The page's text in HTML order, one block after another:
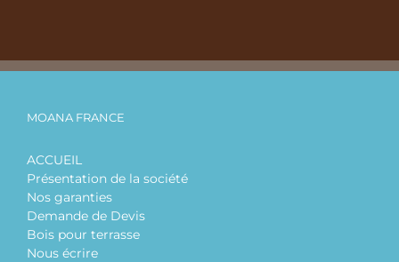
MOANA FRANCE
ACCUEIL
Présentation de la société
Nos garanties
Demande de Devis
Bois pour terrasse
Nous écrire